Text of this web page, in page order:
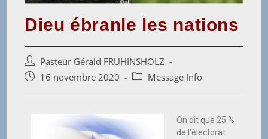
Dieu ébranle les nations
Pasteur Gérald FRUHINSHOLZ
16 novembre 2020
Message Info
On dit que 25 %
de l’électorat